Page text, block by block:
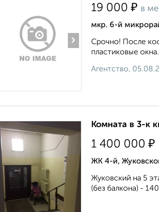
›
19 000 ₽ в
мкр. 6-й
Срочно! После
пластиковые
Агентство,
Комната в 3-к
1 400 000 ₽
ЖК 4-й,
Жуковский на 5
(без балкона) -